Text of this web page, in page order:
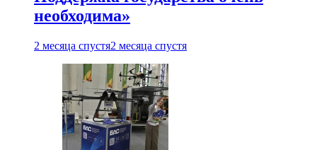
необходима»
2 месяца спустя2 месяца спустя